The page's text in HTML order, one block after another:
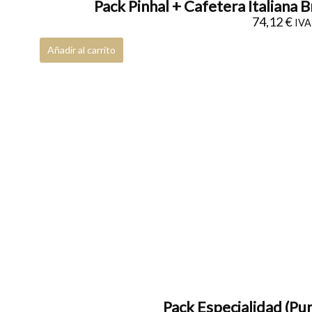
Pack Pinhal + Cafetera Italiana
74,12€
Añadir al carrito
Pack Especialidad